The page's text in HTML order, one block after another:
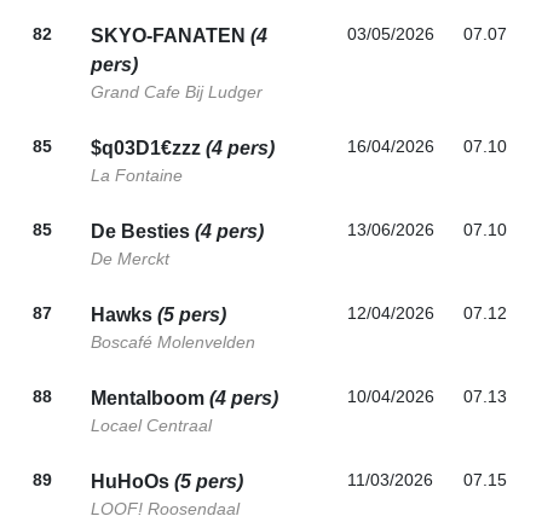
82 SKYO-FANATEN (4
pers)
Grand Cafe Bij Ludger
03/05/2026 07.07
85 $q03D1€zzz (4 pers)
La Fontaine
16/04/2026 07.10
85 De Besties (4 pers)
De Merckt
13/06/2026 07.10
87 Hawks (5 pers)
Boscafé Molenvelden
12/04/2026 07.12
88 Mentalboom (4 pers)
Locael Centraal
10/04/2026 07.13
89 HuHoOs (5 pers)
LOOF! Roosendaal
11/03/2026 07.15